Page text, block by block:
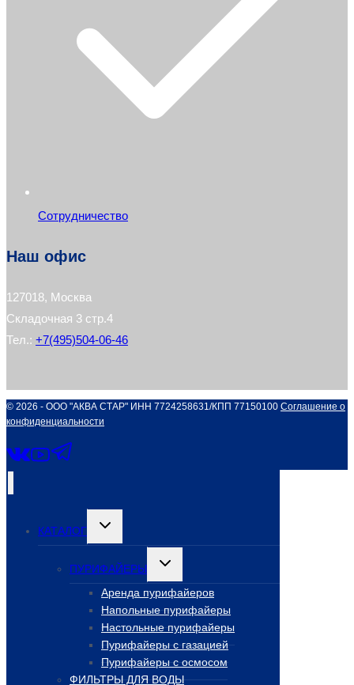
Сотрудничество
Наш офис
127018, Москва
Складочная 3 стр.4
Тел.: +7(495)504-06-46
© 2026 - ООО "АКВА СТАР" ИНН 7724258631/КПП 77150100 Соглашение о
конфиденциальности
КАТАЛОГ
Переключить
меню
ПУРИФАЙЕРЫ
Переключить
меню
Аренда пурифайеров
Напольные пурифайеры
Настольные пурифайеры
Пурифайеры с газацией
Пурифайеры с осмосом
ФИЛЬТРЫ ДЛЯ ВОДЫ